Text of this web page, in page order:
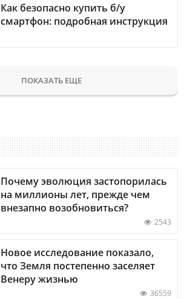
Как безопасно купить б/у
смартфон: подробная инструкция
ПОКАЗАТЬ ЕЩЕ
Почему эволюция застопорилась
на миллионы лет, прежде чем
внезапно возобновиться?
2543
Новое исследование показало,
что Земля постепенно заселяет
Венеру жизнью
36559